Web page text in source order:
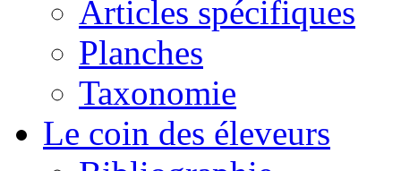
Articles spécifiques
Planches
Taxonomie
Le coin des éleveurs